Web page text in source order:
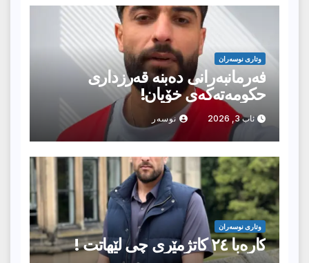
وتارى نوسەران
فەرمانبەرانی دەبنە قەرزداری
حکومەتەکەی خۆیان!
ئاب 3, 2026 نوسەر
وتارى نوسەران
کارەبا ٢٤ کاتژمێرى چی لێهاتت !